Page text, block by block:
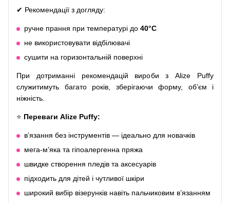
✔ Рекомендації з догляду:
ручне прання при температурі до 40°C
не використовувати відбілювачі
сушити на горизонтальній поверхні
При дотриманні рекомендацій вироби з Alize Puffy
служитимуть багато років, зберігаючи форму, об’єм і
ніжність.
⭐ Переваги Alize Puffy:
в’язання без інструментів — ідеально для новачків
мега-м’яка та гіпоалергенна пряжа
швидке створення пледів та аксесуарів
підходить для дітей і чутливої шкіри
широкий вибір візерунків навіть пальчиковим в’язанням